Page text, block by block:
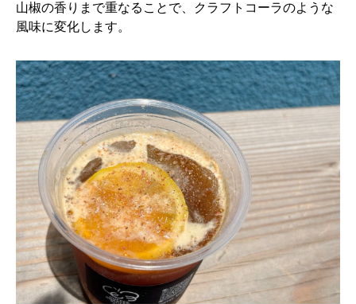
山椒の香りまで重なることで、クラフトコーラのような
風味に変化します。